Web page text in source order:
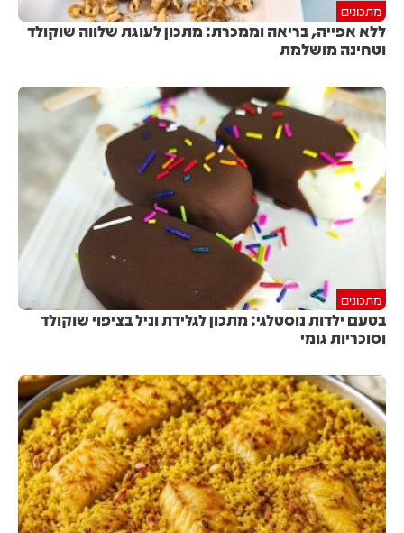
מתכונים
ללא אפייה, בריאה וממכרת: מתכון לעוגת שלווה שוקולד
וטחינה מושלמת
מתכונים
בטעם ילדות נוסטלגי: מתכון לגלידת וניל בציפוי שוקולד
וסוכריות גומי